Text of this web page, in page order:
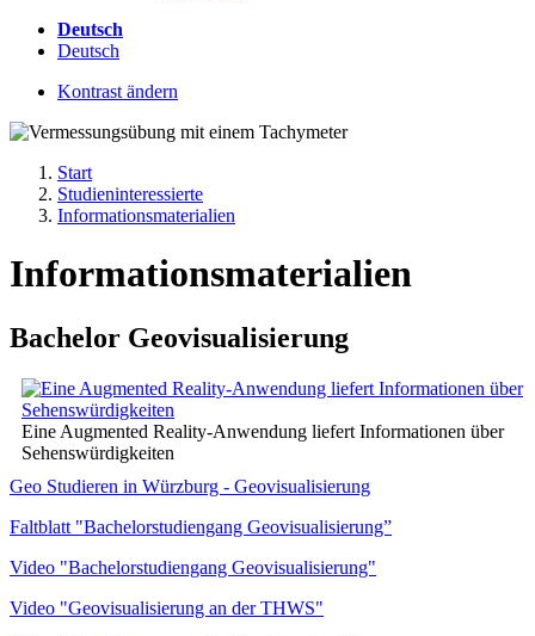
Deutsch
Deutsch
Kontrast ändern
Start
Studieninteressierte
Informationsmaterialien
Informationsmaterialien
Bachelor Geovisualisierung
Eine Augmented Reality-Anwendung liefert Informationen über
Sehenswürdigkeiten
Geo Studieren in Würzburg - Geovisualisierung
Faltblatt "Bachelorstudiengang Geovisualisierung”
Video "Bachelorstudiengang Geovisualisierung"
Video "Geovisualisierung an der THWS"